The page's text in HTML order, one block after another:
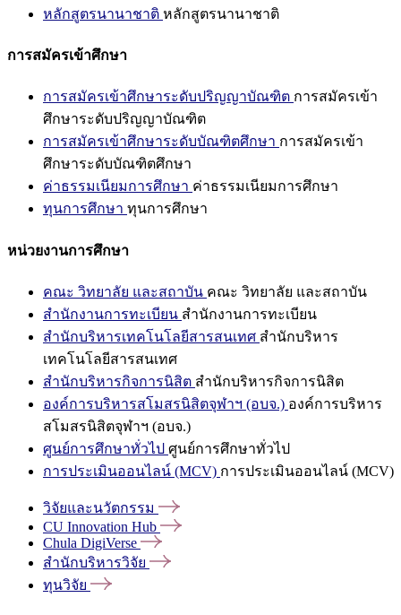
หลักสูตรนานาชาติ หลักสูตรนานาชาติ
การสมัครเข้าศึกษา
การสมัครเข้าศึกษาระดับปริญญาบัณฑิต การสมัครเข้า
ศึกษาระดับปริญญาบัณฑิต
การสมัครเข้าศึกษาระดับบัณฑิตศึกษา การสมัครเข้า
ศึกษาระดับบัณฑิตศึกษา
ค่าธรรมเนียมการศึกษา ค่าธรรมเนียมการศึกษา
ทุนการศึกษา ทุนการศึกษา
หน่วยงานการศึกษา
คณะ วิทยาลัย และสถาบัน คณะ วิทยาลัย และสถาบัน
สำนักงานการทะเบียน สำนักงานการทะเบียน
สำนักบริหารเทคโนโลยีสารสนเทศ สำนักบริหาร
เทคโนโลยีสารสนเทศ
สำนักบริหารกิจการนิสิต สำนักบริหารกิจการนิสิต
องค์การบริหารสโมสรนิสิตจุฬาฯ (อบจ.) องค์การบริหาร
สโมสรนิสิตจุฬาฯ (อบจ.)
ศูนย์การศึกษาทั่วไป ศูนย์การศึกษาทั่วไป
การประเมินออนไลน์ (MCV) การประเมินออนไลน์ (MCV)
วิจัยและนวัตกรรม
CU Innovation Hub
Chula DigiVerse
สำนักบริหารวิจัย
ทุนวิจัย